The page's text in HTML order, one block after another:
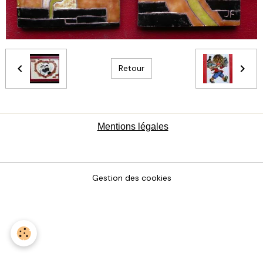
Retour
Mentions légales
Gestion des cookies